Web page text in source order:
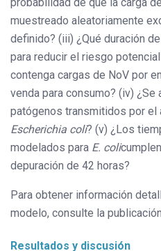
muestreado aleatoriamente
definido? (iii) ¿Qué duración
para reducir el riesgo
contenga cargas de NoV por
venda para consumo? (iv)
patógenos transmitidos por el
Escherichia coli? (v) ¿Los
modelados para E. coli
depuración de 42 horas?
Para obtener información
modelo, consulte la
Resultados y discusión